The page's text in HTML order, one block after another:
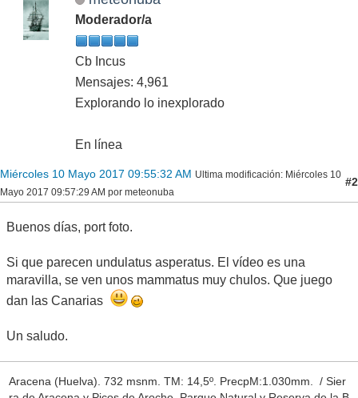
Moderador/a
Cb Incus
Mensajes: 4,961
Explorando lo inexplorado
En línea
Miércoles 10 Mayo 2017 09:55:32 AM Ultima modificación: Miércoles 10
Mayo 2017 09:57:29 AM por meteonuba
#2
Buenos días, port foto.
Si que parecen undulatus asperatus. El vídeo es una
maravilla, se ven unos mammatus muy chulos. Que juego
dan las Canarias
Un saludo.
Aracena (Huelva). 732 msnm. TM: 14,5º. PrecpM:1.030mm. / Sier